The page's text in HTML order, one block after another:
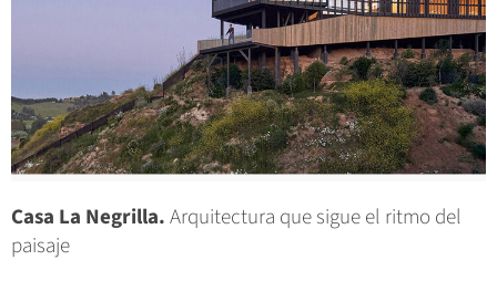
Casa La Negrilla.Arquitectura que sigue el ritmo del
paisaje